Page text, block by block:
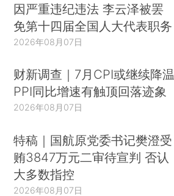
因严重违纪违法 李云泽被罢
免第十四届全国人大代表职务
2026年08月07日
财新调查｜7月CPI或继续降温
PPI同比增速有触顶回落迹象
2026年08月07日
特稿｜国航原党委书记樊澄受
贿3847万元二审待宣判 否认
大多数指控
2026年08月07日